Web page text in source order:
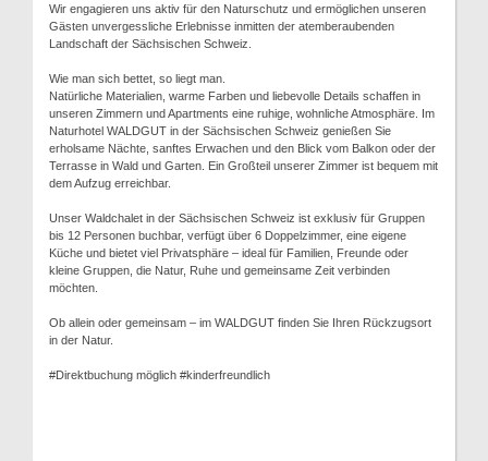
Wir engagieren uns aktiv für den Naturschutz und ermöglichen unseren
Gästen unvergessliche Erlebnisse inmitten der atemberaubenden
Landschaft der Sächsischen Schweiz.
Wie man sich bettet, so liegt man.
Natürliche Materialien, warme Farben und liebevolle Details schaffen in
unseren Zimmern und Apartments eine ruhige, wohnliche Atmosphäre. Im
Naturhotel WALDGUT in der Sächsischen Schweiz genießen Sie
erholsame Nächte, sanftes Erwachen und den Blick vom Balkon oder der
Terrasse in Wald und Garten. Ein Großteil unserer Zimmer ist bequem mit
dem Aufzug erreichbar.
Unser Waldchalet in der Sächsischen Schweiz ist exklusiv für Gruppen
bis 12 Personen buchbar, verfügt über 6 Doppelzimmer, eine eigene
Küche und bietet viel Privatsphäre – ideal für Familien, Freunde oder
kleine Gruppen, die Natur, Ruhe und gemeinsame Zeit verbinden
möchten.
Ob allein oder gemeinsam – im WALDGUT finden Sie Ihren Rückzugsort
in der Natur.
#Direktbuchung möglich #kinderfreundlich